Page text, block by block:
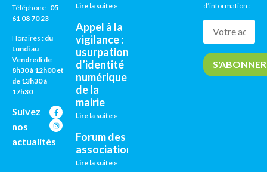
Téléphone : 05
61 08 70 23
Horaires : du
Lundi au
Vendredi de
8h30 à 12h00 et
de 13h30 à
17h30
Suivez
nos
actualités
Lire la suite »
Appel à la
vigilance :
usurpation
d’identité
numérique
de la
mairie
Lire la suite »
Forum des
associations
Lire la suite »
d’information :